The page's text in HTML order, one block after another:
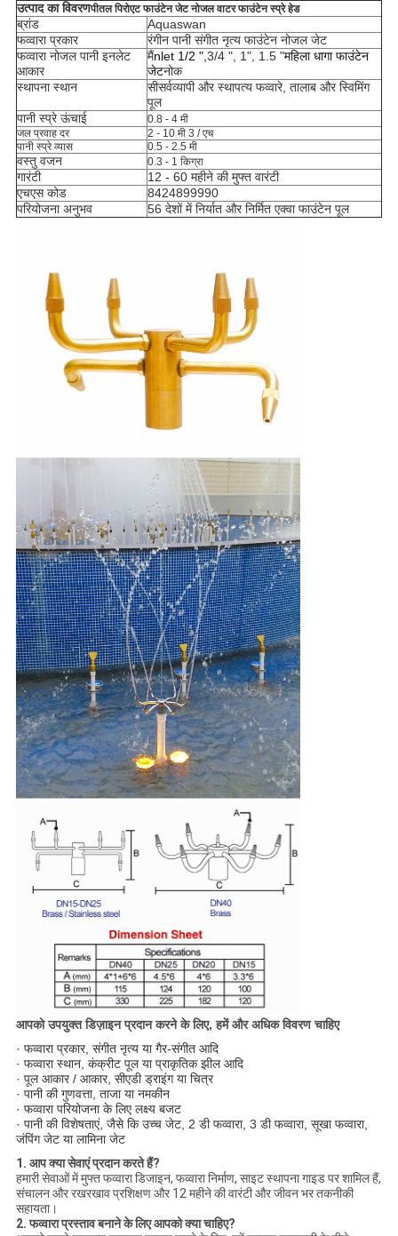
उत्पाद का विवरणपीतल पिरोएट फाउंटेन जेट नोजल वाटर फाउंटेन स्प्रे हेड
ब्रांड
Aquaswan
फव्वारा प्रकार
रंगीन पानी संगीत नृत्य फाउंटेन नोजल जेट
फव्वारा नोजल पानी इनलेट
आकार
मैंnlet 1/2 ",3/4 ", 1", 1.5 "महिला धागा फाउंटेन
जेटनोक
स्थापना स्थान
सीसर्वव्यापी और स्थापत्य फव्वारे, तालाब और स्विमिंग
पूल
पानी स्प्रे ऊंचाई
0.8 - 4 मी
जल प्रवाह दर
2 - 10 मी 3 / एच
पानी स्प्रे व्यास
0.5 - 2.5 मी
वस्तु वजन 0.3 - 1 किग्रा
गारंटी
12 - 60 महीने की मुफ्त वारंटी
एचएस कोड
8424899990
परियोजना अनुभव
56 देशों में निर्यात और निर्मित एक्वा फाउंटेन पूल
आपको उपयुक्त डिज़ाइन प्रदान करने के लिए, हमें और अधिक विवरण चाहिए
· फव्वारा प्रकार, संगीत नृत्य या गैर-संगीत आदि
· फव्वारा स्थान, कंक्रीट पूल या प्राकृतिक झील आदि
· पूल आकार / आकार, सीएडी ड्राइंग या चित्र
· पानी की गुणवत्ता, ताजा या नमकीन
· फव्वारा परियोजना के लिए लक्ष्य बजट
· पानी की विशेषताएं, जैसे कि उच्च जेट, 2 डी फव्वारा, 3 डी फव्वारा, सूखा फव्वारा,
जंपिंग जेट या लामिना जेट
1. आप क्या सेवाएं प्रदान करते हैं?
हमारी सेवाओं में मुफ्त फव्वारा डिजाइन, फव्वारा निर्माण, साइट स्थापना गाइड पर शामिल हैं,
संचालन और रखरखाव प्रशिक्षण और 12 महीने की वारंटी और जीवन भर तकनीकी
सहायता।
2. फव्वारा प्रस्ताव बनाने के लिए आपको क्या चाहिए?